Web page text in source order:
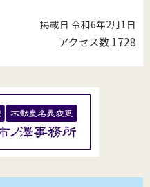
掲載日 令和6年2月1日
アクセス数1728